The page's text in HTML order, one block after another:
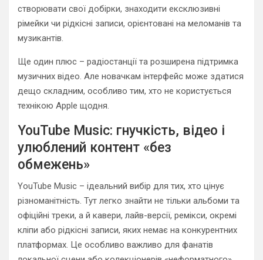
створювати свої добірки, знаходити ексклюзивні
рімейки чи рідкісні записи, орієнтовані на меломанів та
музикантів.
Ще один плюс – радіостанції та розширена підтримка
музичних відео. Але новачкам інтерфейс може здатися
дещо складним, особливо тим, хто не користується
технікою Apple щодня.
YouTube Music: гнучкість, відео і
улюблений контент «без
обмежень»
YouTube Music – ідеальний вибір для тих, хто цінує
різноманітність. Тут легко знайти не тільки альбоми та
офіційні треки, а й кавери, лайв-версії, ремікси, окремі
кліпи або рідкісні записи, яких немає на конкурентних
платформах. Це особливо важливо для фанатів